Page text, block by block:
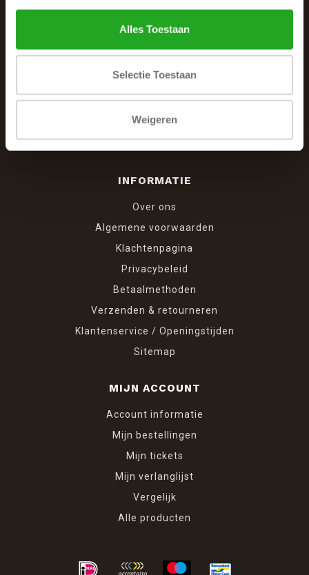
Alles Toestaan
Selectie Toestaan
Weigeren
040 287 12 00
info@dewoonhoek.nl
INFORMATIE
Over ons
Algemene voorwaarden
Klachtenpagina
Privacybeleid
Betaalmethoden
Verzenden & retourneren
Klantenservice / Openingstijden
Sitemap
MIJN ACCOUNT
Account informatie
Mijn bestellingen
Mijn tickets
Mijn verlanglijst
Vergelijk
Alle producten